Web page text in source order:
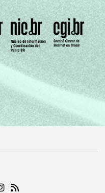
EM NOVA ABA)
(ABRE EM NOVA ABA)
(ABRE EM NOVA
(ABRE EM NOVA
DO NIC.BR (ABRE EM
DO NIC.BR (ABRE
DO NIC.BR
RSS DO NIC.BR (ABRE